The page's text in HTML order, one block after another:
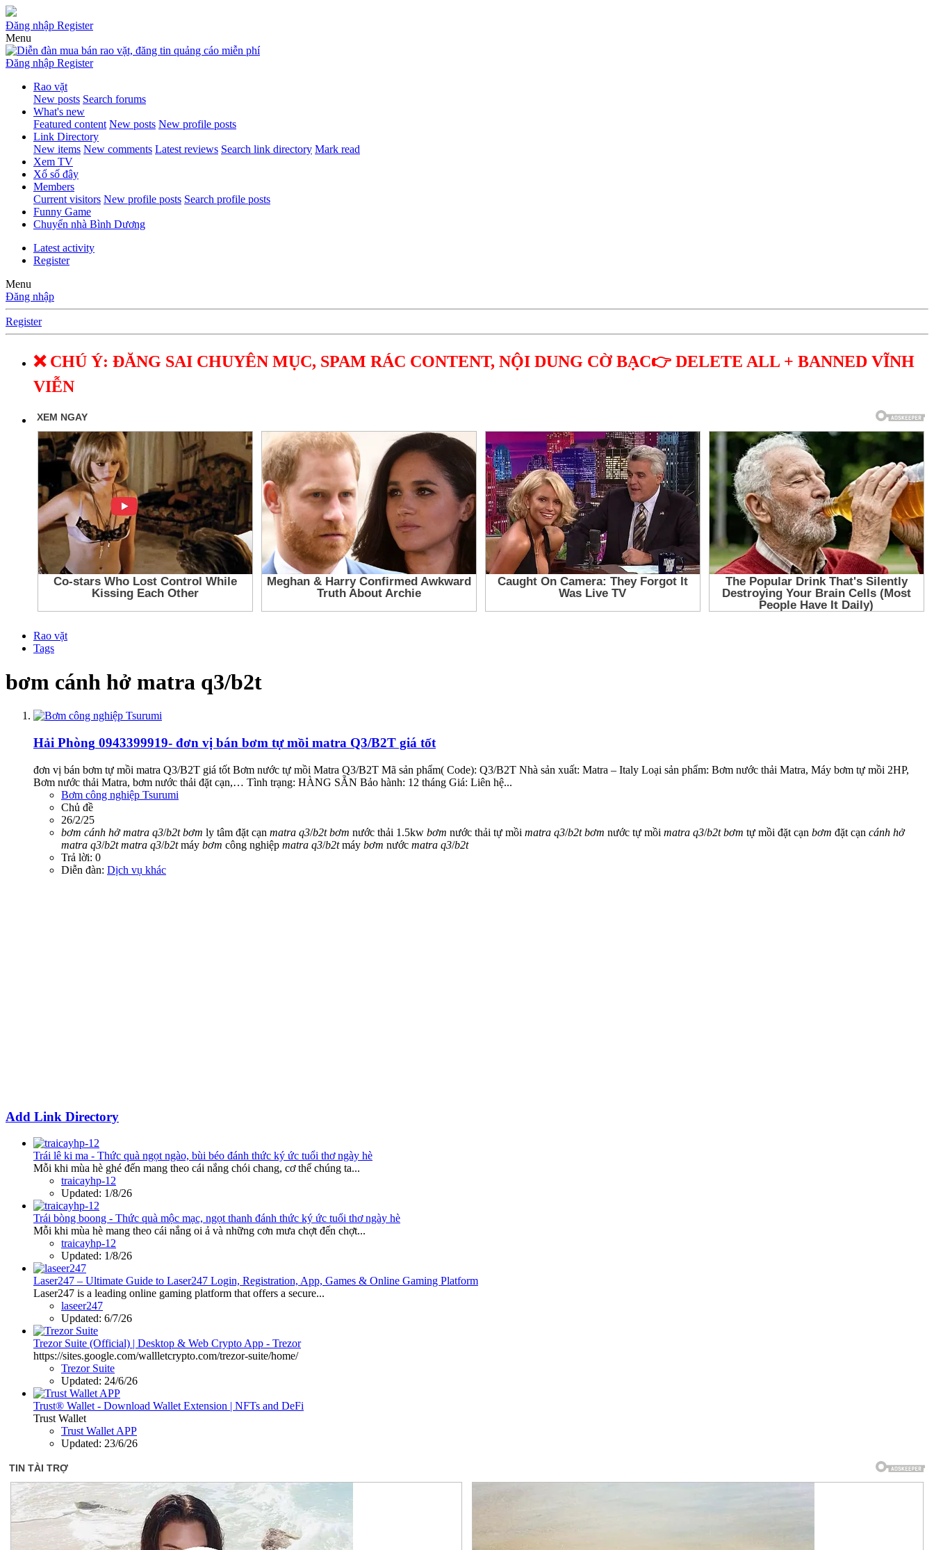
Đăng nhập Register
Menu
Đăng nhập Register
Rao vặt
New posts Search forums
What's new
Featured content New posts New profile posts
Link Directory
New items New comments Latest reviews Search link directory Mark read
Xem TV
Xổ số đây
Members
Current visitors New profile posts Search profile posts
Funny Game
Chuyển nhà Bình Dương
Latest activity
Register
Menu
Đăng nhập
Register
❌ CHÚ Ý: ĐĂNG SAI CHUYÊN MỤC, SPAM RÁC CONTENT, NỘI DUNG CỜ BẠC👉 DELETE ALL + BANNED VĨNH
VIỄN
Rao vặt
Tags
bơm cánh hở matra q3/b2t
Hải Phòng 0943399919- đơn vị bán bơm tự mồi matra Q3/B2T giá tốt
đơn vị bán bơm tự mồi matra Q3/B2T giá tốt Bơm nước tự mồi Matra Q3/B2T Mã sản phẩm( Code): Q3/B2T Nhà sản xuất: Matra – Italy Loại sản phẩm: Bơm nước thải Matra, Máy bơm tự mồi 2HP,
Bơm nước thải Matra, bơm nước thải đặt cạn,… Tình trạng: HÀNG SẴN Bảo hành: 12 tháng Giá: Liên hệ...
Bơm công nghiệp Tsurumi
Chủ đề
26/2/25
bơm cánh hở matra q3/b2t bơm ly tâm đặt cạn matra q3/b2t bơm nước thải 1.5kw bơm nước thải tự mồi matra q3/b2t bơm nước tự mồi matra q3/b2t bơm tự mồi đặt cạn bơm đặt cạn cánh hở
matra q3/b2t matra q3/b2t máy bơm công nghiệp matra q3/b2t máy bơm nước matra q3/b2t
Trả lời: 0
Diễn đàn: Dịch vụ khác
Add Link Directory
Trái lê ki ma - Thức quà ngọt ngào, bùi béo đánh thức ký ức tuổi thơ ngày hè
Mỗi khi mùa hè ghé đến mang theo cái nắng chói chang, cơ thể chúng ta...
traicayhp-12
Updated: 1/8/26
Trái bòng boong - Thức quà mộc mạc, ngọt thanh đánh thức ký ức tuổi thơ ngày hè
Mỗi khi mùa hè mang theo cái nắng oi ả và những cơn mưa chợt đến chợt...
traicayhp-12
Updated: 1/8/26
Laser247 – Ultimate Guide to Laser247 Login, Registration, App, Games & Online Gaming Platform
Laser247 is a leading online gaming platform that offers a secure...
laseer247
Updated: 6/7/26
Trezor Suite (Official) | Desktop & Web Crypto App - Trezor
https://sites.google.com/wallletcrypto.com/trezor-suite/home/
Trezor Suite
Updated: 24/6/26
Trust® Wallet - Download Wallet Extension | NFTs and DeFi
Trust Wallet
Trust Wallet APP
Updated: 23/6/26